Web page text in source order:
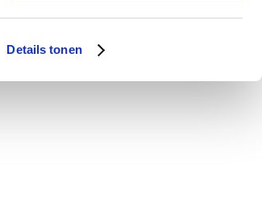
Details tonen